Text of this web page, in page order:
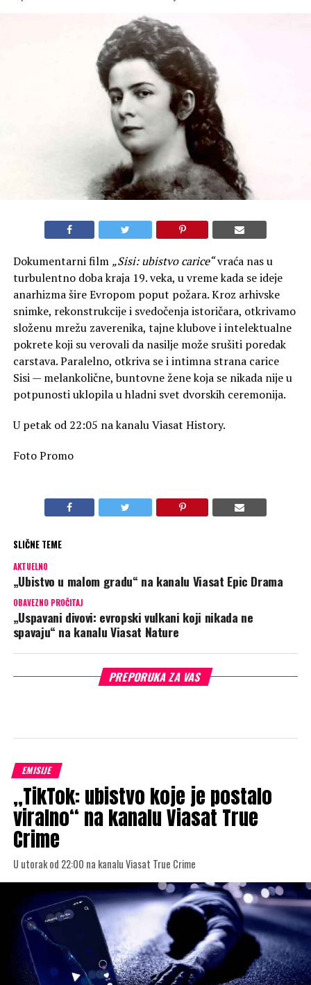
Dokumentarni film „Sisi: ubistvo carice“vraća nas u
turbulentno doba kraja 19. veka, u vreme kada se ideje
anarhizma šire Evropom poput požara. Kroz arhivske
snimke, rekonstrukcije i svedočenja istoričara, otkrivamo
složenu mrežu zaverenika, tajne klubove i intelektualne
pokrete koji su verovali da nasilje može srušiti poredak
carstava. Paralelno, otkriva se i intimna strana carice
Sisi — melankolične, buntovne žene koja se nikada nije u
potpunosti uklopila u hladni svet dvorskih ceremonija.
U petak od 22:05 na kanalu Viasat History.
Foto Promo
SLIČNE TEME
AKTUELNO
„Ubistvo u malom gradu“ na kanalu Viasat Epic Drama
OBAVEZNO PROČITAJ
„Uspavani divovi: evropski vulkani koji nikada ne
spavaju“ na kanalu Viasat Nature
PREPORUKA ZA VAS
EMISIJE
„TikTok: ubistvo koje je postalo
viralno“ na kanalu Viasat True
Crime
U utorak od 22:00 na kanalu Viasat True Crime